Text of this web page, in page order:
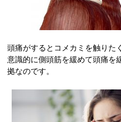
頭痛がするとコメカミを触りた
意識的に側頭筋を緩めて頭痛を
拠なのです。